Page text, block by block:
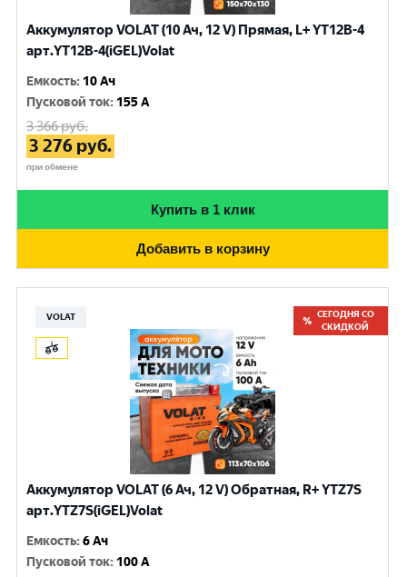
Аккумулятор VOLAT (10 Ач, 12 V) Прямая, L+ YT12B-4
арт.YT12B-4(iGEL)Volat
Емкость: 10 Ач
Пусковой ток: 155 A
3 366руб.
3 276 руб.
при обмене
Купить в 1 клик
Добавить в корзину
VOLAT
СЕГОДНЯ СО
СКИДКОЙ
Аккумулятор VOLAT (6 Ач, 12 V) Обратная, R+ YTZ7S
арт.YTZ7S(iGEL)Volat
Емкость:6 Ач
Пусковой ток: 100 A